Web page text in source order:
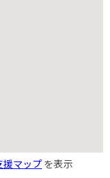
援マップ を表示